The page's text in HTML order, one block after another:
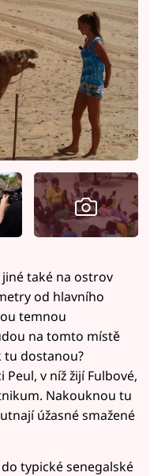
také na ostrov
od hlavního
temnou
na tomto místě
tu dostanou?
v níž žijí Fulbové,
Nakouknou tu
úžasné smažené
typické senegalské